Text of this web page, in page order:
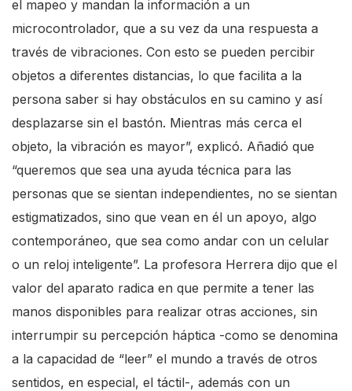
el mapeo y mandan la información a un
microcontrolador, que a su vez da una respuesta a
través de vibraciones. Con esto se pueden percibir
objetos a diferentes distancias, lo que facilita a la
persona saber si hay obstáculos en su camino y así
desplazarse sin el bastón. Mientras más cerca el
objeto, la vibración es mayor”, explicó. Añadió que
“queremos que sea una ayuda técnica para las
personas que se sientan independientes, no se sientan
estigmatizados, sino que vean en él un apoyo, algo
contemporáneo, que sea como andar con un celular
o un reloj inteligente”. La profesora Herrera dijo que el
valor del aparato radica en que permite a tener las
manos disponibles para realizar otras acciones, sin
interrumpir su percepción háptica -como se denomina
a la capacidad de “leer” el mundo a través de otros
sentidos, en especial, el táctil-, además con un